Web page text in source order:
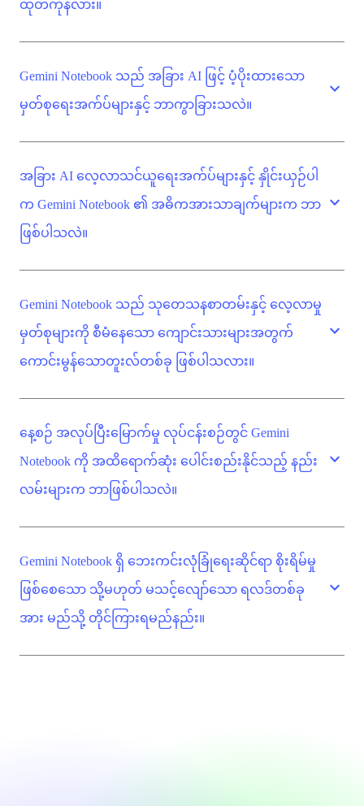
ထုတ်ကုန်လား။
Gemini Notebook သည် အခြား AI ဖြင့် ပံ့ပိုးထားသော
မှတ်စုရေးအက်ပ်များနှင့် ဘာကွာခြားသလဲ။
expand_more
အခြား AI လေ့လာသင်ယူရေးအက်ပ်များနှင့် နှိုင်းယှဉ်ပါ
က Gemini Notebook ၏ အဓိကအားသာချက်များက ဘာ
ဖြစ်ပါသလဲ။
expand_more
Gemini Notebook သည် သုတေသနစာတမ်းနှင့် လေ့လာမှု
မှတ်စုများကို စီမံနေသော ကျောင်းသားများအတွက်
ကောင်းမွန်သောတူးလ်တစ်ခု ဖြစ်ပါသလား။
expand_more
နေ့စဉ် အလုပ်ပြီးမြောက်မှု လုပ်ငန်းစဉ်တွင် Gemini
Notebook ကို အထိရောက်ဆုံး ပေါင်းစည်းနိုင်သည့် နည်း
လမ်းများက ဘာဖြစ်ပါသလဲ။
expand_more
Gemini Notebook ရှိ ဘေးကင်းလုံခြုံရေးဆိုင်ရာ စိုးရိမ်မှု
ဖြစ်စေသော သို့မဟုတ် မသင့်လျော်သော ရလဒ်တစ်ခု
အား မည်သို့ တိုင်ကြားရမည်နည်း။
expand_more